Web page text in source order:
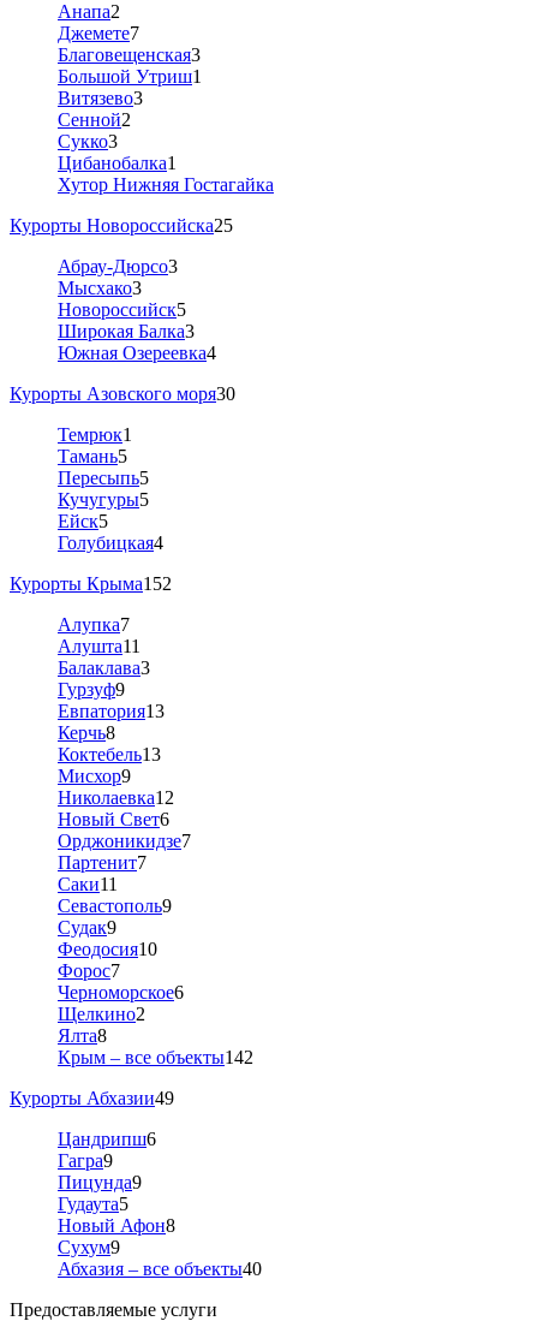
Анапа2
Джемете7
Благовещенская3
Большой Утриш1
Витязево3
Сенной2
Сукко3
Цибанобалка1
Хутор Нижняя Гостагайка
Курорты Новороссийска25
Абрау-Дюрсо3
Мысхако3
Новороссийск5
Широкая Балка3
Южная Озереевка4
Курорты Азовского моря30
Темрюк1
Тамань5
Пересыпь5
Кучугуры5
Ейск5
Голубицкая4
Курорты Крыма152
Алупка7
Алушта11
Балаклава3
Гурзуф9
Евпатория13
Керчь8
Коктебель13
Мисхор9
Николаевка12
Новый Свет6
Орджоникидзе7
Партенит7
Саки11
Севастополь9
Судак9
Феодосия10
Форос7
Черноморское6
Щелкино2
Ялта8
Крым – все объекты142
Курорты Абхазии49
Цандрипш6
Гагра9
Пицунда9
Гудаута5
Новый Афон8
Сухум9
Абхазия – все объекты40
Предоставляемые услуги